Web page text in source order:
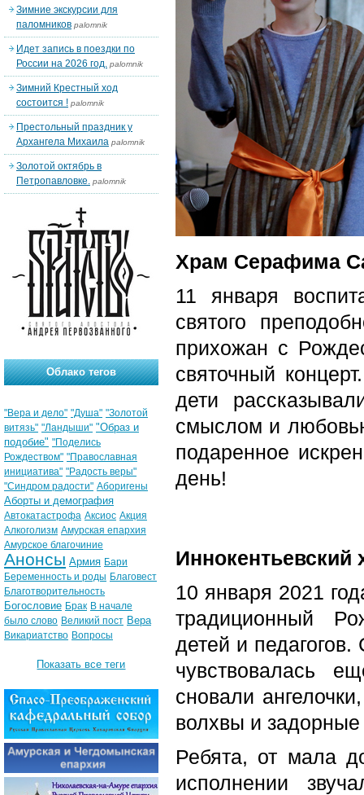
Храм Серафима
11 января
святого
прихожан с
святочный
дети
смыслом и
подаренное
день!
Иннокентьевский
10 января 2021
традиционный
детей и
чувствовалась
сновали
волхвы и
Ребята, от мала
исполнении
Зимние экскурсии для
паломников palomnik
Идет запись в поездки по
России на 2026 год. palomnik
Зимний Крестный ход
состоится ! palomnik
Престольный праздник у
Архангела Михаила palomnik
Золотой октябрь в
Петропавловке. palomnik
Облако тегов
"Вера и дело" "Душа" "Золотой
витязь" "Ландыши" "Образ и
подобие" "Поделись
Рождеством" "Православная
инициатива" "Радость веры"
"Синдром радости" Аборигены
Аборты и демография
Автокатастрофа Аксиос Акция
Алкоголизм Амурская епархия
Амурское благочиние
Анонсы Армия Бари
Беременность и роды Благовест
Благотворительность
Богословие Брак В начале
было слово Великий пост Вера
Викариатство Вопросы
Показать все теги